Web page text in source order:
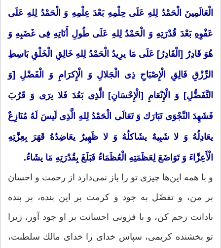
الْعَالَمِینَ الْحَمْدُ لِلهِ عَلَی حِلْمِهِ بَعْدَ عِلْمِهِ وَ الْحَمْدُ لِلهِ عَلَی
عَفْوِهِ بَعْدَ قُدْرَتِهِ وَ الْحَمْدُ لِلهِ عَلَی طُولِ أَنَاتِهِ فِی غَضَبِهِ وَ
هُوَ قَادِرٌ [الْقَادِرُ] عَلَی مَا یرِیدُ الْحَمْدُ لِلهِ خَالِقِ الْخَلْقِ بَاسِطِ
الرِّزْقِ فَالِقِ الْإِصْبَاحِ ذِی الْجَلالِ وَ الْإِكرَامِ وَ الْفَضْلِ [وَ
التَّفَضُّلِ] وَ الْإِنْعَامِ [الْإِحْسَانِ] الَّذِی بَعُدَ فَلا یرَی وَ قَرُبَ
فَشَهِدَ النَّجْوَی تَبَارَك وَ تَعَالَی الْحَمْدُ لِلهِ الَّذِی لَیسَ لَهُ مُنَازِعٌ
یعَادِلُهُ وَ لا شَبِیهٌ یشَاكلُهُ وَ لا ظَهِیرٌ یعَاضِدُهُ قَهَرَ بِعِزَّتِهِ
الْأَعِزَّاءَ وَ تَوَاضَعَ لِعَظَمَتِهِ الْعُظَمَاءُ فَبَلَغَ بِقُدْرَتِهِ مَا یشَاءُ.
و با همه این‌ها چیزی تو را باز نمی‌دارد از رحمت و احسان
بر من، و تفضّل به جود و كرمت بر این بنده، بر بنده
نادانت رحم كن، و با فزونی احسانت بر او جود آور، زیرا
تو بخشنده كریمی، سپاس خدای را خدای مالك سلطنت،